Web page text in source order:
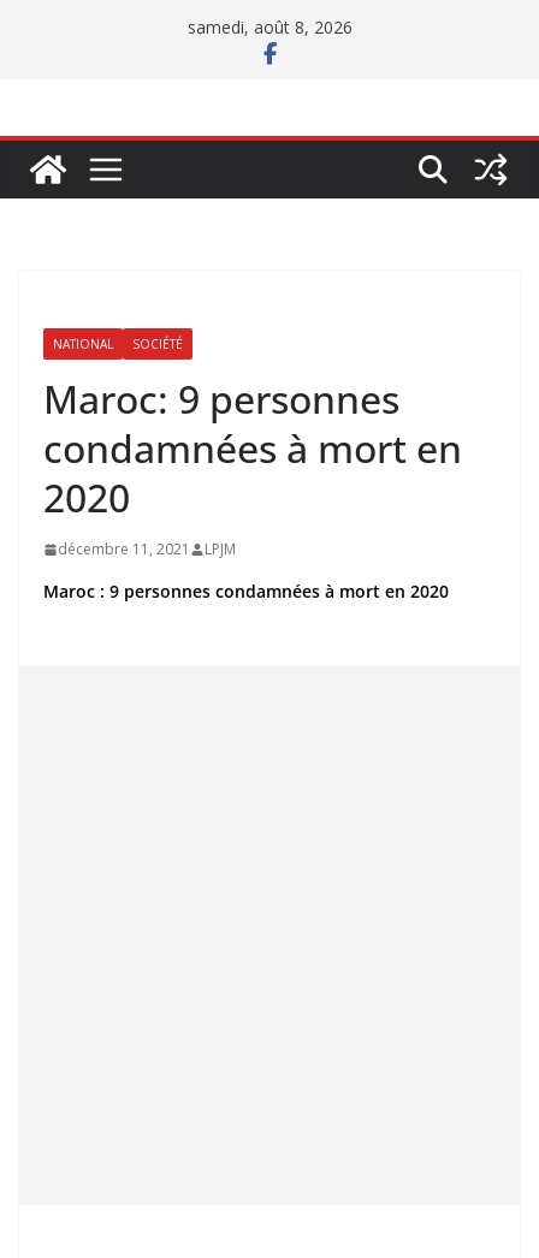
samedi, août 8, 2026
NATIONAL SOCIÉTÉ
Maroc: 9 personnes
condamnées à mort en
2020
décembre 11, 2021 LPJM
Maroc : 9 personnes condamnées à mort en 2020